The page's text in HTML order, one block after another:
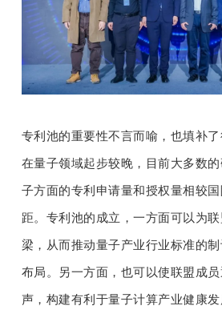
专利池的重要性不言而喻，也填补
在量子领域起步较晚，目前大多数
子方面的专利申请量和授权量相较
距。专利池的成立，一方面可以为
梁，从而推动量子产业行业标准的
布局。另一方面，也可以使联盟成
声，构建有利于量子计算产业健康发